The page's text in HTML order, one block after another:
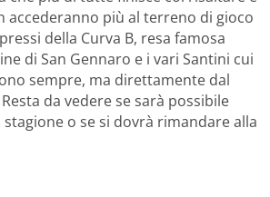
accederanno più al terreno di gioco
della Curva B, resa famosa
di San Gennaro e i vari Santini cui
sempre, ma direttamente dal
da vedere se sarà possibile
o se si dovrà rimandare alla